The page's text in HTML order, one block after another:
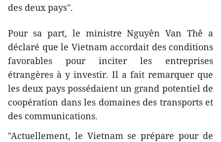
des deux pays".
Pour sa part, le ministre Nguyên Van Thê a
déclaré que le Vietnam accordait des conditions
favorables pour inciter les entreprises
étrangères à y investir. Il a fait remarquer que
les deux pays possédaient un grand potentiel de
coopération dans les domaines des transports et
des communications.
"Actuellement, le Vietnam se prépare pour de